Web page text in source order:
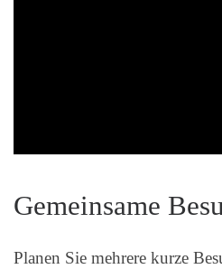
Gemeinsame
Planen Sie mehrere kurze